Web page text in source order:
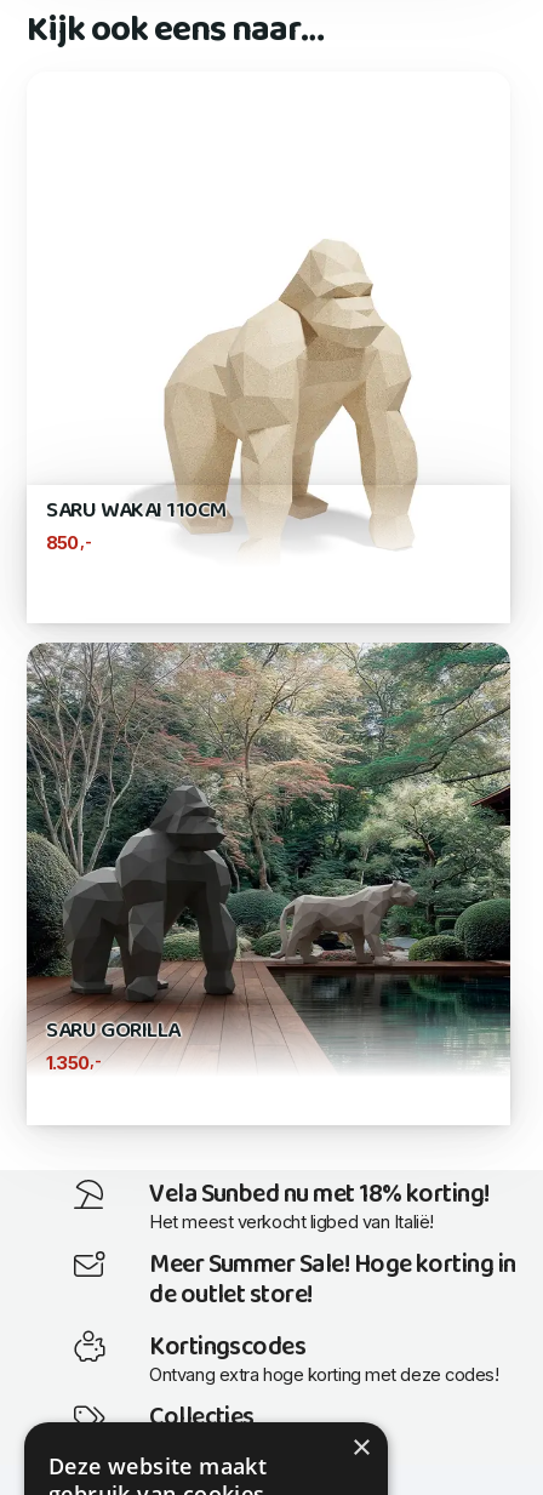
Kijk ook eens naar…
SARU WAKAI 110CM
850,-
SARU GORILLA
1.350,-
Vela Sunbed nu met 18% korting!
Het meest verkocht ligbed van Italië!
Meer Summer Sale! Hoge korting in
de outlet store!
Kortingscodes
Ontvang extra hoge korting met deze codes!
Collecties
Actuele en populaire collecties
×
Deze website maakt